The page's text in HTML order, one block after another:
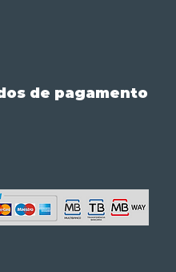
de pagamento